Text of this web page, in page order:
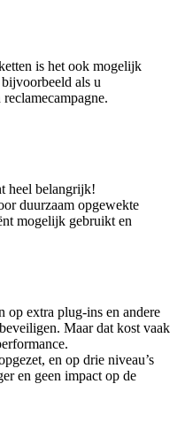
is het ook mogelijk
als u
heel belangrijk!
duurzaam opgewekte
mogelijk gebruikt en
op extra plug-ins en andere
Maar dat kost vaak
en op drie niveau’s
en geen impact op de